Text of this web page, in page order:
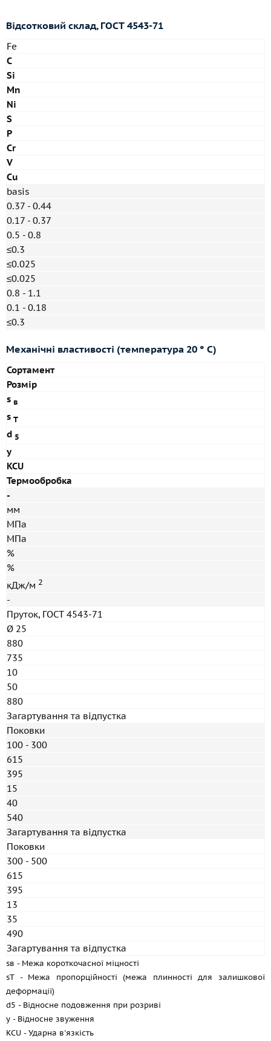
Відсотковий склад, ГОСТ 4543-71
Fe
C
Si
Mn
Ni
S
P
Cr
V
Cu
basis
0.37 - 0.44
0.17 - 0.37
0.5 - 0.8
≤0.3
≤0.025
≤0.025
0.8 - 1.1
0.1 - 0.18
≤0.3
Механічні властивості (температура 20 ° С)
Сортамент
Розмір
s в
s T
d 5
y
KCU
Термообробка
-
мм
МПа
МПа
%
%
кДж/м 2
-
Пруток, ГОСТ 4543-71
Ø 25
880
735
10
50
880
Загартування та відпустка
Поковки
100 - 300
615
395
15
40
540
Загартування та відпустка
Поковки
300 - 500
615
395
13
35
490
Загартування та відпустка
sв - Межа короткочасної міцності
sT - Межа пропорційності (межа плинності для залишкової
деформації)
d5 - Відносне подовження при розриві
y - Відносне звуження
KCU - Ударна в'язкість